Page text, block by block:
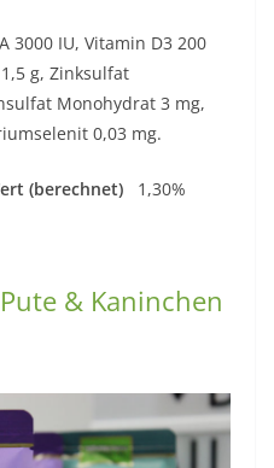
3000 IU, Vitamin D3 200
g, Zinksulfat
Monohydrat 3 mg,
0,03 mg.
(berechnet) 1,30%
& Kaninchen